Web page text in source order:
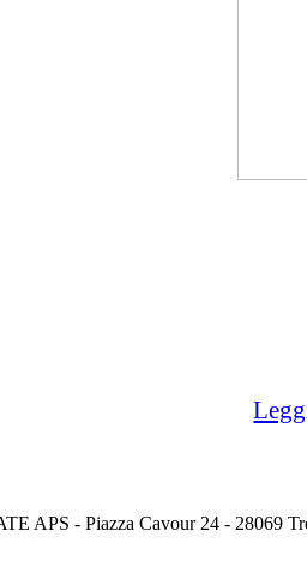
APS - Piazza Cavour 24 - 28069